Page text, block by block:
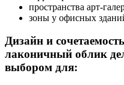
пространства
зоны у офисных
Дизайн и
лаконичный облик
выбором для: